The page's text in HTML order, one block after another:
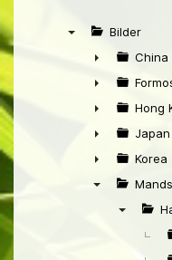
Bilder
►
China
►
►
Hong
►
Japan
►
Korea